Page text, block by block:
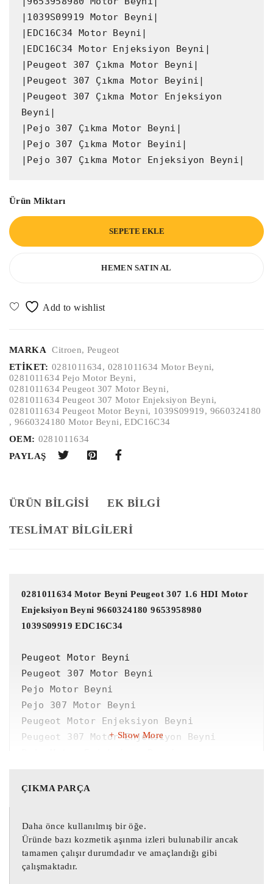
|1039S09919 Motor Beyni|
|EDC16C34 Motor Beyni|
|EDC16C34 Motor Enjeksiyon Beyni|
|Peugeot 307 Çıkma Motor Beyni|
|Peugeot 307 Çıkma Motor Beyini|
|Peugeot 307 Çıkma Motor Enjeksiyon
Beyni|
|Pejo 307 Çıkma Motor Beyni|
|Pejo 307 Çıkma Motor Beyini|
|Pejo 307 Çıkma Motor Enjeksiyon Beyni|
Ürün Miktarı
SEPETE EKLE
HEMEN SATIN AL
MARKA Citroen,Peugeot
ETIKET: 0281011634, 0281011634 Motor Beyni,
0281011634 Pejo Motor Beyni,
0281011634 Peugeot 307 Motor Beyni,
0281011634 Peugeot 307 Motor Enjeksiyon Beyni,
0281011634 Peugeot Motor Beyni, 1039S09919, 9660324180
, 9660324180 Motor Beyni,EDC16C34
OEM: 0281011634
PAYLAŞ
ÜRÜN BILGISI EK BILGI
TESLİMAT BİLGİLERİ
0281011634 Motor Beyni Peugeot 307 1.6 HDI Motor
Enjeksiyon Beyni 9660324180 9653958980
1039S09919 EDC16C34
Peugeot Motor Beyni
Peugeot 307 Motor Beyni
Pejo Motor Beyni
Pejo 307 Motor Beyni
Peugeot Motor Enjeksiyon Beyni
Peugeot 307 Motor Enjeksiyon Beyni
0281011634 Pejo Motor Beyni
0281011634 Pejo 307 Motor Beyni
0281011634 Peugeot Motor Enjeksiyon
Show More
ÇIKMA PARÇA
Daha önce kullanılmış bir öğe.
Üründe bazı kozmetik aşınma izleri bulunabilir ancak
tamamen çalışır durumdadır ve amaçlandığı gibi
çalışmaktadır.